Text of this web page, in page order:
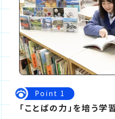
Point 1
「ことばの力」を培う学